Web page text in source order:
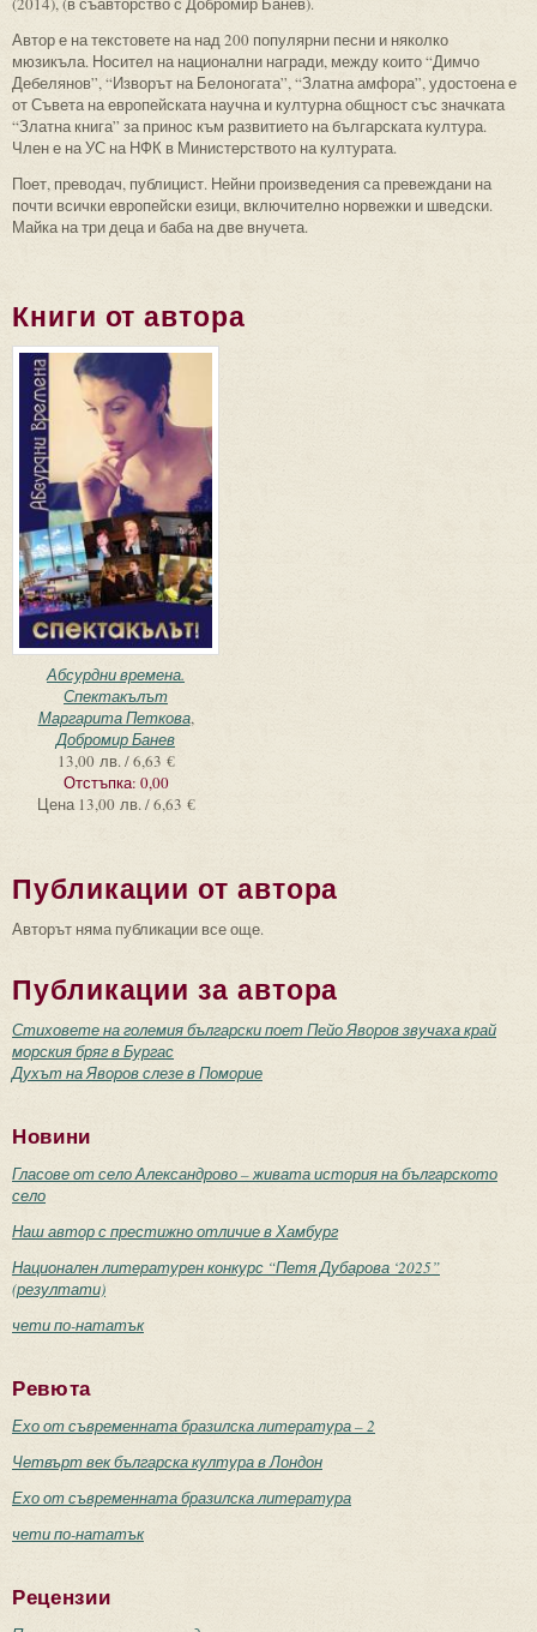
Автор е на текстовете на над 200 популярни песни и няколко
мюзикъла. Носител на национални награди, между които “Димчо
Дебелянов”, “Изворът на Белоногата”, “Златна амфора”, удостоена е
от Съвета на европейската научна и културна общност със значката
“Златна книга” за принос към развитието на българската култура.
Член е на УС на НФК в Министерството на културата.
Поет, преводач, публицист. Нейни произведения са превеждани на
почти всички европейски езици, включително норвежки и шведски.
Майка на три деца и баба на две внучета.
Книги от автора
Абсурдни времена.
Спектакълът
Маргарита Петкова,
Добромир Банев
13,00 лв. / 6,63 €
Отстъпка: 0,00
Цена 13,00 лв. / 6,63 €
Публикации от автора
Авторът няма публикации все още.
Публикации за автора
Стиховете на големия български поет Пейо Яворов звучаха край
морския бряг в Бургас
Духът на Яворов слезе в Поморие
Новини
Гласове от село Александрово – живата история на българското
село
Наш автор с престижно отличие в Хамбург
Национален литературен конкурс “Петя Дубарова ‘2025”
(резултати)
чети по-нататък
Ревюта
Ехо от съвременната бразилска литература – 2
Четвърт век българска култура в Лондон
Ехо от съвременната бразилска литература
чети по-нататък
Рецензии